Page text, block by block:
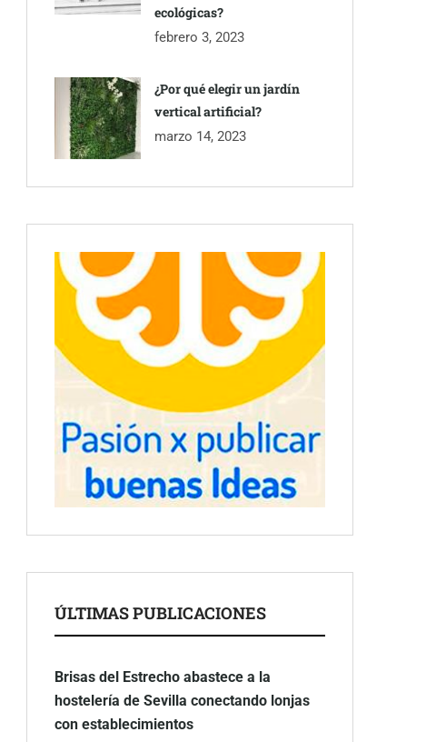
ecológicas?
febrero 3, 2023
¿Por qué elegir un jardín
vertical artificial?
marzo 14, 2023
ÚLTIMAS PUBLICACIONES
Brisas del Estrecho abastece a la
hostelería de Sevilla conectando lonjas
con establecimientos